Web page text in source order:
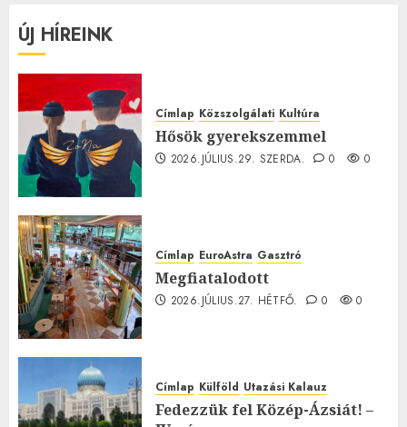
ÚJ HÍREINK
Címlap Közszolgálati Kultúra
Hősök gyerekszemmel
2026.JÚLIUS.29. SZERDA. 0 0
Címlap EuroAstra Gasztró
Megfiatalodott
2026.JÚLIUS.27. HÉTFŐ. 0 0
Címlap Külföld Utazási Kalauz
Fedezzük fel Közép-Ázsiát! –